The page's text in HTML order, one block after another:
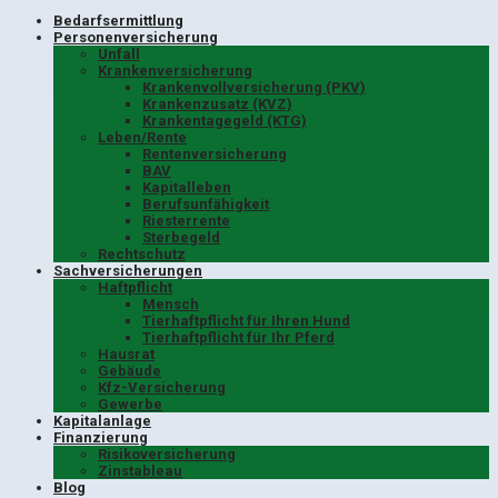
Bedarfsermittlung
Personenversicherung
Unfall
Krankenversicherung
Krankenvollversicherung (PKV)
Krankenzusatz (KVZ)
Krankentagegeld (KTG)
Leben/Rente
Rentenversicherung
BAV
Kapitalleben
Berufsunfähigkeit
Riesterrente
Sterbegeld
Rechtschutz
Sachversicherungen
Haftpflicht
Mensch
Tierhaftpflicht für Ihren Hund
Tierhaftpflicht für Ihr Pferd
Hausrat
Gebäude
Kfz-Versicherung
Gewerbe
Kapitalanlage
Finanzierung
Risikoversicherung
Zinstableau
Blog